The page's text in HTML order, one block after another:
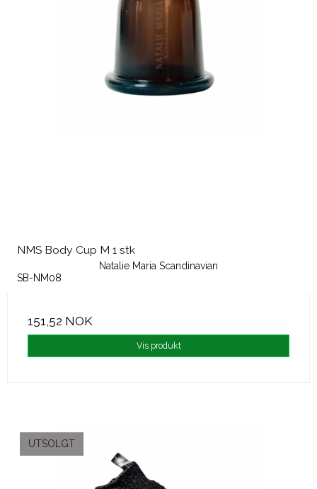
NMS Body Cup M 1 stk
Natalie Maria Scandinavian
SB-NM08
151,52 NOK
Vis produkt
UTSOLGT